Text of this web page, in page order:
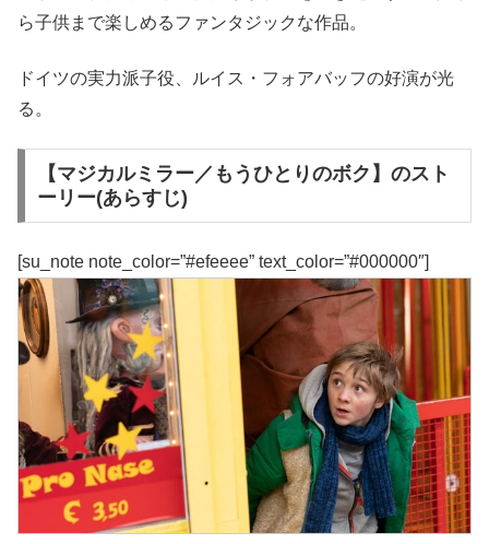
ら子供まで楽しめるファンタジックな作品。
ドイツの実力派子役、ルイス・フォアバッフの好演が光
る。
【マジカルミラー／もうひとりのボク】のスト
ーリー(あらすじ)
[su_note note_color=”#efeeee” text_color=”#000000″]